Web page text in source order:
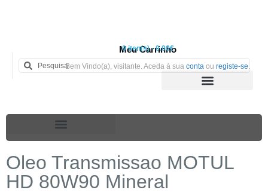
Meu Carrinho
0 iten(s) - 0.00€
Bem Vindo(a), visitante. Aceda à sua conta ou registe-se.
Oleo Transmissao MOTUL
HD 80W90 Mineral